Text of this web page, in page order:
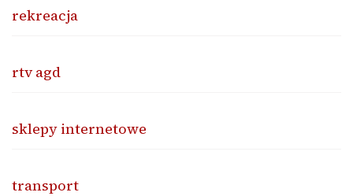
rekreacja
rtv agd
sklepy internetowe
transport